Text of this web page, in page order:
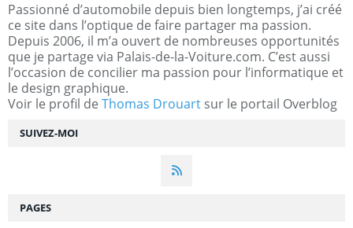
SUIVEZ-MOI
Passionné d’automobile depuis bien longtemps, j’ai créé
ce site dans l’optique de faire partager ma passion.
Depuis 2006, il m’a ouvert de nombreuses opportunités
que je partage via Palais-de-la-Voiture.com. C’est aussi
l’occasion de concilier ma passion pour l’informatique et
le design graphique.
Voir le profil de Thomas Drouart sur le portail Overblog
PAGES